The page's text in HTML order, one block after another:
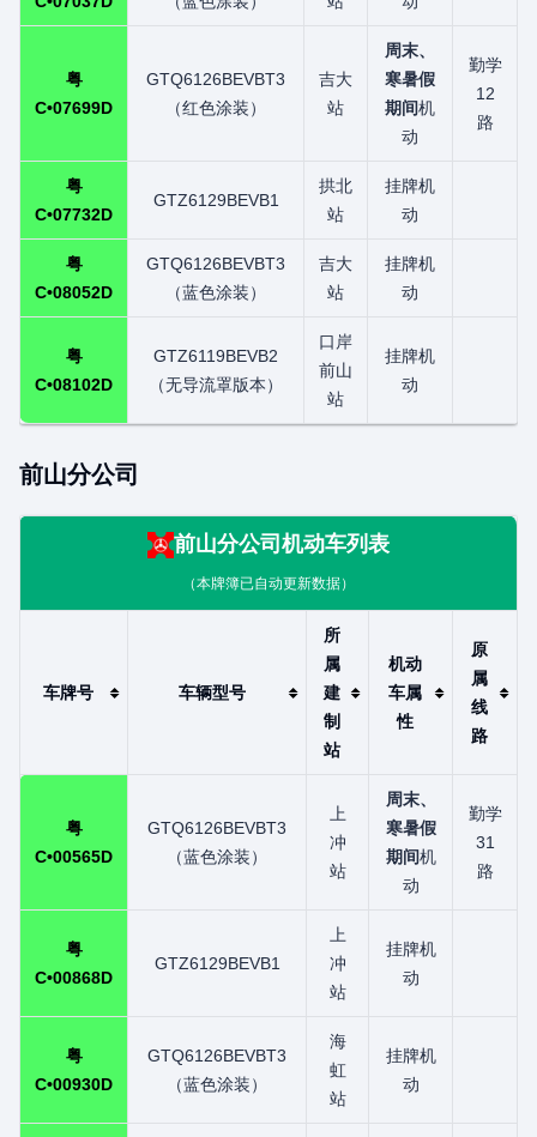
粤
C•07699D
GTQ6126BEVBT3
（红色涂装）
吉大
站
周末、
寒暑假
期间机
动
勤学
12
路
粤
C•07732D
GTZ6129BEVB1
拱北
站
挂牌机
动
粤
C•08052D
GTQ6126BEVBT3
（蓝色涂装）
吉大
站
挂牌机
动
粤
C•08102D
GTZ6119BEVB2
（无导流罩版本）
口岸
前山
站
挂牌机
动
前山分公司
前山分公司 机动车列表
（本牌簿已自动更新数据）
车牌号 车辆型号
所
属
建
制
站
机动
车属
性
原
属
线
路
粤
C•00565D
GTQ6126BEVBT3
（蓝色涂装）
上
冲
站
周末、
寒暑假
期间机
动
勤学
31
路
粤
C•00868D
GTZ6129BEVB1
上
冲
站
挂牌机
动
粤
C•00930D
GTQ6126BEVBT3
（蓝色涂装）
海
虹
站
挂牌机
动